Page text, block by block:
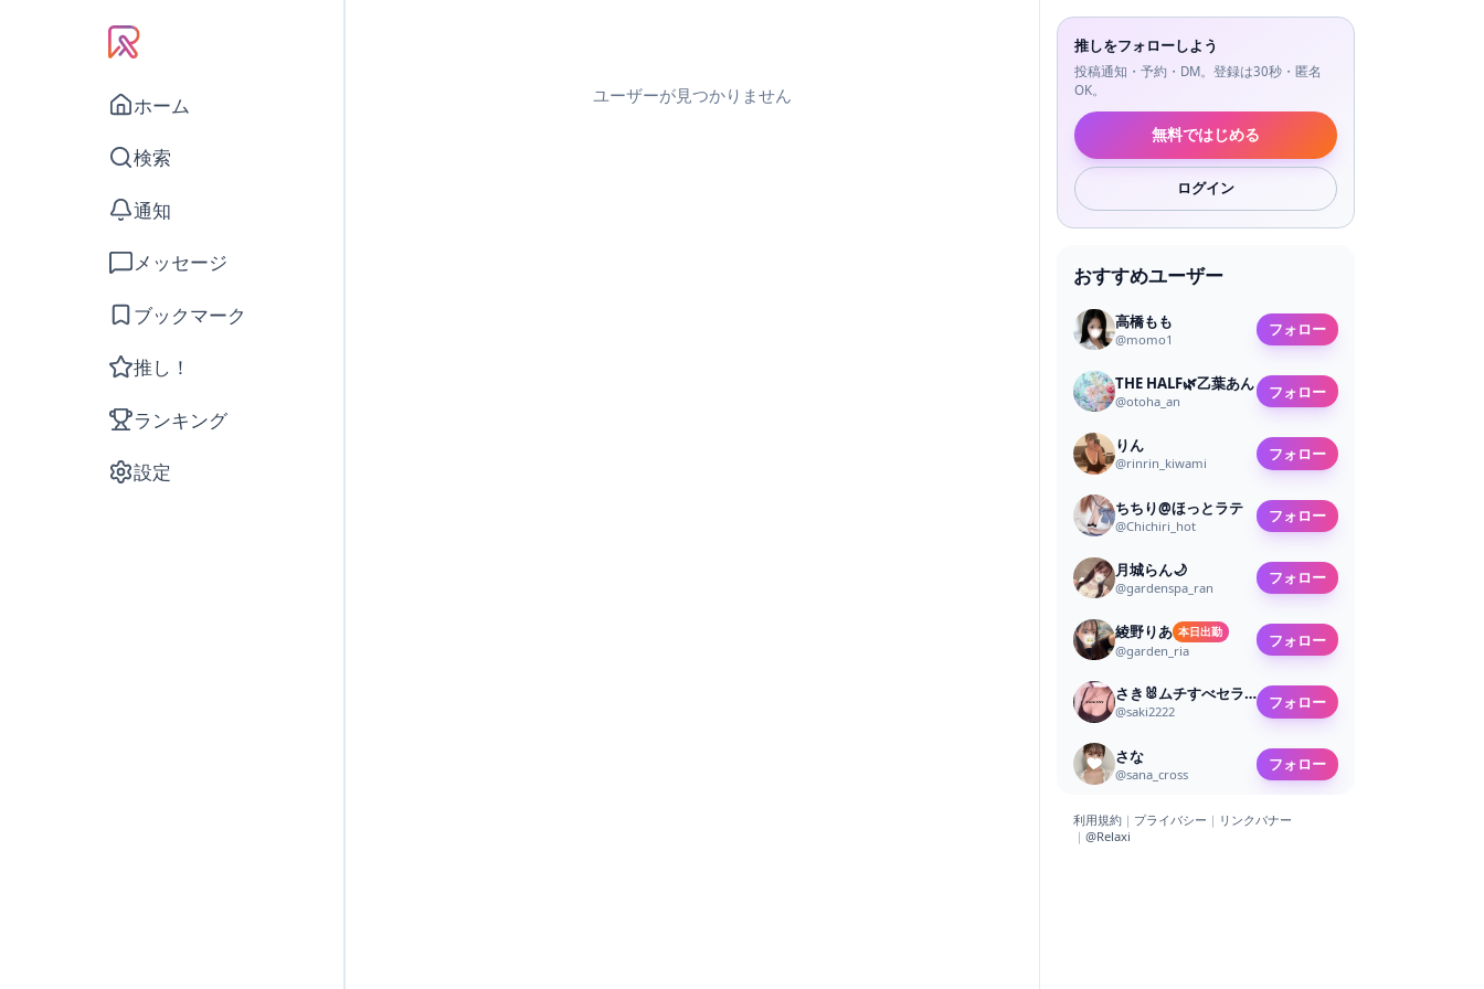
ホーム
検索
通知
メッセージ
ブックマーク
推し！
ランキング
設定
ユーザーが見つかりません
推しをフォローしよう
投稿通知・予約・DM。登録は30秒・匿名
OK。
無料ではじめる
ログイン
おすすめユーザー
高橋もも
@momo1 フォロー
THE HALF🌿乙葉あん
@otoha_an フォロー
りん
@rinrin_kiwami フォロー
ちちり@ほっとラテ
@Chichiri_hot フォロー
月城らん🌙
@gardenspa_ran フォロー
綾野りあ 本日出勤
@garden_ria
フォロー
さき🐰ムチすべセラピスト
@saki2222 フォロー
さな
@sana_cross フォロー
利用規約 ｜ プライバシー ｜ リンクバナー
｜ @Relaxi